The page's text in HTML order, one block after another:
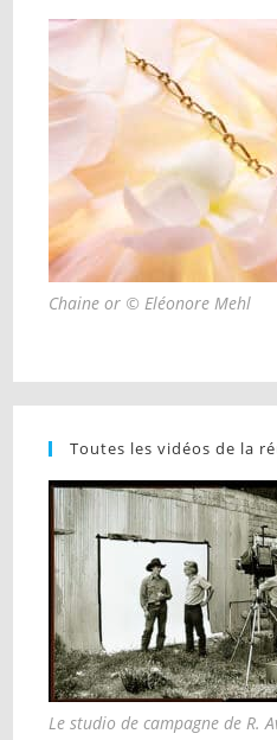
Chaine or © Eléonore Mehl
Toutes les vidéos de la
Le studio de campagne de R.